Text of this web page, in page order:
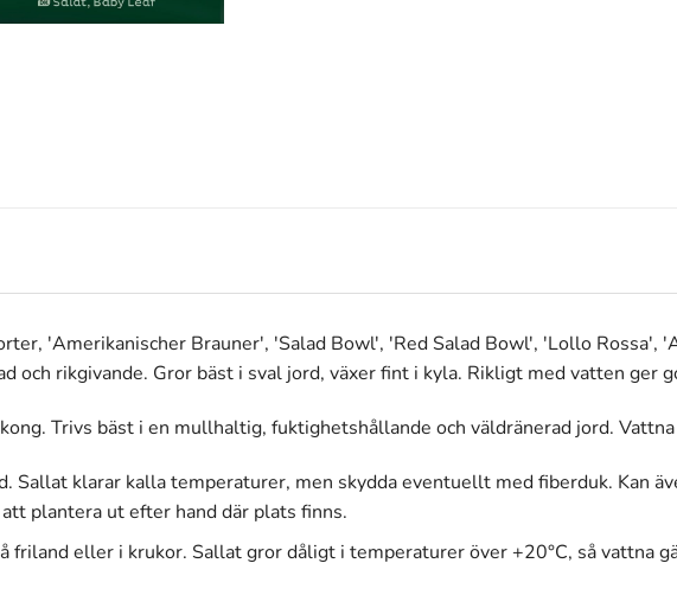
'Amerikanischer Brauner', 'Salad Bowl', 'Red Salad Bowl', 'Lollo Rossa',
och rikgivande. Gror bäst i sval jord, växer fint i kyla. Rikligt med vatten ger
Trivs bäst i en mullhaltig, fuktighetshållande och väldränerad jord.
Sallat klarar kalla temperaturer, men skydda eventuellt med fiberduk. Kan
plantera ut efter hand där plats finns.
friland eller i krukor. Sallat gror dåligt i temperaturer över +20°C, så vattna